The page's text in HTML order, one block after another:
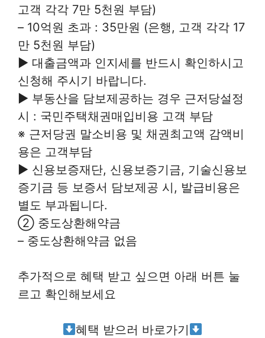
고객 각각 7만 5천원 부담)
– 10억원 초과 : 35만원 (은행, 고객 각각 17
만 5천원 부담)
▶ 대출금액과 인지세를 반드시 확인하시고
신청해 주시기 바랍니다.
▶ 부동산을 담보제공하는 경우 근저당설정
시 : 국민주택채권매입비용 고객 부담
※ 근저당권 말소비용 및 채권최고액 감액비
용은 고객부담
▶ 신용보증재단, 신용보증기금, 기술신용보
증기금 등 보증서 담보제공 시, 발급비용은
별도 부과됩니다.
② 중도상환해약금
– 중도상환해약금 없음
추가적으로 혜택 받고 싶으면 아래 버튼 눌
르고 확인해보세요
혜택 받으러 바로가기